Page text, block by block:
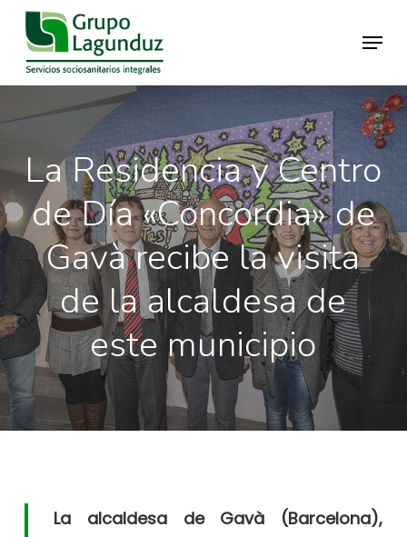
main
content
Menu
La Residencia y Centro
de Día «Concordia» de
Gavà recibe la visita
de la alcaldesa de
este municipio
La alcaldesa de Gavà (Barcelona),
Close